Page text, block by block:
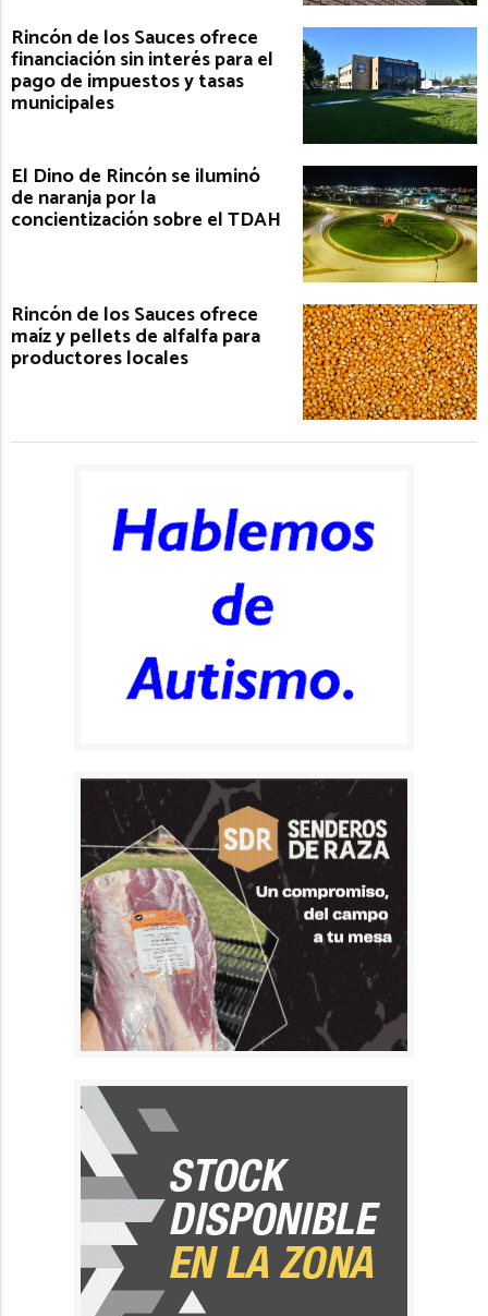
Rincón de los Sauces ofrece
financiación sin interés para el
pago de impuestos y tasas
municipales
El Dino de Rincón se iluminó
de naranja por la
concientización sobre el TDAH
Rincón de los Sauces ofrece
maíz y pellets de alfalfa para
productores locales